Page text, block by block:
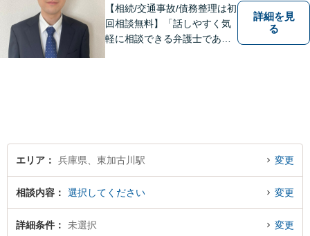
【相続/交通事故/債務整理は初
回相談無料】「話しやすく気
軽に相談できる弁護士である
詳細を見
る
エリア 兵庫県、東加古川駅 変更
相談内容 選択してください 変更
詳細条件 未選択 変更